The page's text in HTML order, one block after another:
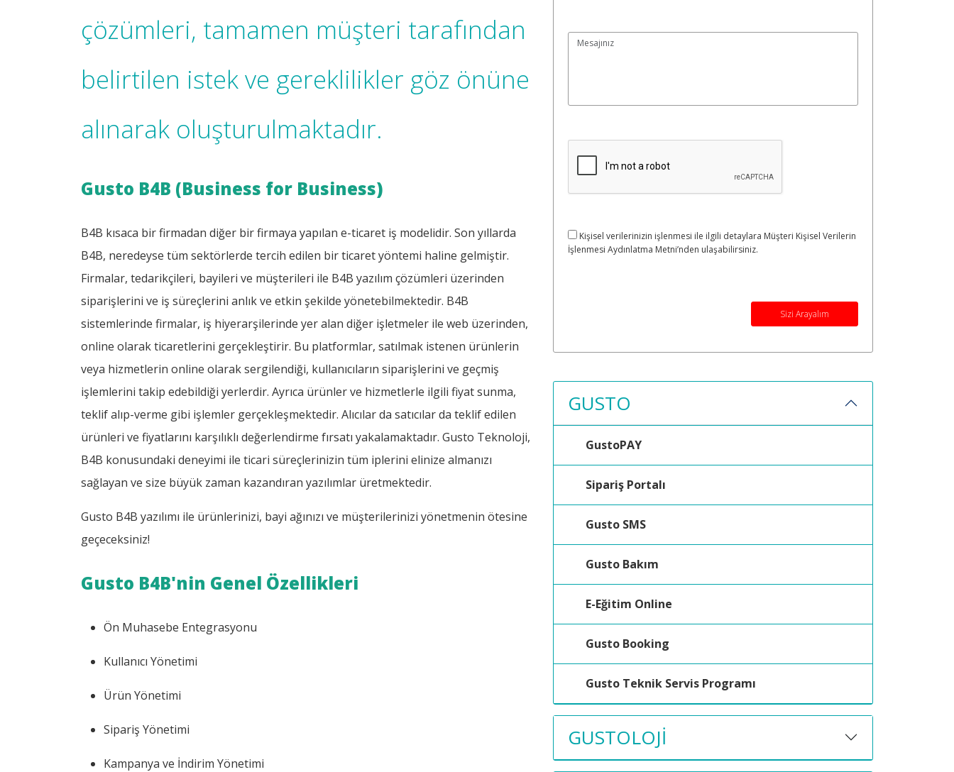
çözümleri, tamamen müşteri tarafından
belirtilen istek ve gereklilikler göz önüne
alınarak oluşturulmaktadır.
Gusto B4B (Business for Business)
B4B kısaca bir firmadan diğer bir firmaya yapılan e-ticaret iş modelidir. Son yıllarda
B4B, neredeyse tüm sektörlerde tercih edilen bir ticaret yöntemi haline gelmiştir.
Firmalar, tedarikçileri, bayileri ve müşterileri ile B4B yazılım çözümleri üzerinden
siparişlerini ve iş süreçlerini anlık ve etkin şekilde yönetebilmektedir. B4B
sistemlerinde firmalar, iş hiyerarşilerinde yer alan diğer işletmeler ile web üzerinden,
online olarak ticaretlerini gerçekleştirir. Bu platformlar, satılmak istenen ürünlerin
veya hizmetlerin online olarak sergilendiği, kullanıcıların siparişlerini ve geçmiş
işlemlerini takip edebildiği yerlerdir. Ayrıca ürünler ve hizmetlerle ilgili fiyat sunma,
teklif alıp-verme gibi işlemler gerçekleşmektedir. Alıcılar da satıcılar da teklif edilen
ürünleri ve fiyatlarını karşılıklı değerlendirme fırsatı yakalamaktadır. Gusto Teknoloji,
B4B konusundaki deneyimi ile ticari süreçlerinizin tüm iplerini elinize almanızı
sağlayan ve size büyük zaman kazandıran yazılımlar üretmektedir.
Gusto B4B yazılımı ile ürünlerinizi, bayi ağınızı ve müşterilerinizi yönetmenin ötesine
geçeceksiniz!
Gusto B4B'nin Genel Özellikleri
Ön Muhasebe Entegrasyonu
Kullanıcı Yönetimi
Ürün Yönetimi
Sipariş Yönetimi
Kampanya ve İndirim Yönetimi
Kişisel verilerinizin işlenmesi ile ilgili detaylara Müşteri Kişisel Verilerin
İşlenmesi Aydınlatma Metni’nden ulaşabilirsiniz.
Sizi Arayalım
GUSTO
GustoPAY
Sipariş Portalı
Gusto SMS
Gusto Bakım
E-Eğitim Online
Gusto Booking
Gusto Teknik Servis Programı
GUSTOLOJI